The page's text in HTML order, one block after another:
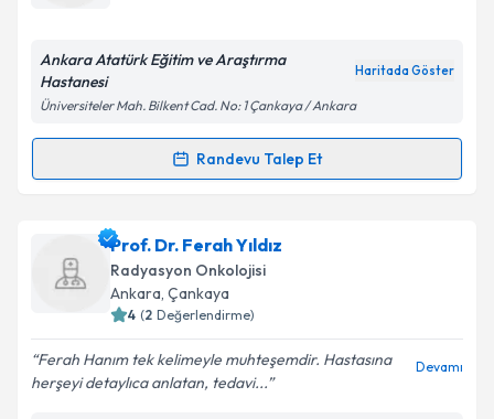
Kişisel verilerimin işlenmesine ilişkinAydınlatma
'ni okudum ve kişisel verilerimin belirtilen
kapsamda işlenmesini kabul ediyorum.
Takvim Talebini Gönder
Ankara Atatürk Eğitim ve Araştırma
Hastanesi
Haritada Göster
Üniversiteler Mah. Bilkent Cad. No: 1 Çankaya / Ankara
Randevu Talep Et
Randevu Takvimi Talebi
Uzm. Dr. Havva Karabuğaiçin randevu takvimi
talebi oluşturun. Size bu uzmandan randevu almanız
için bir takvim hazırlandığında e-posta ile
bilgilendireceğiz.
E-posta Adresiniz
Prof. Dr. Ferah Yıldız
Radyasyon Onkolojisi
Ankara, Çankaya
4 (2 Değerlendirme)
Ferah Hanım tek kelimeyle muhteşemdir. Hastasına
herşeyi detaylıca anlatan, tedavi...
Devamı